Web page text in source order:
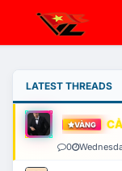
LATEST THREADS
VÀNG
0